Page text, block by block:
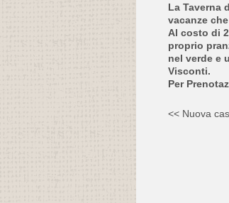
La Taverna
vacanze
Al costo di
proprio
nel verde e
Visconti.
Per
<< Nuova